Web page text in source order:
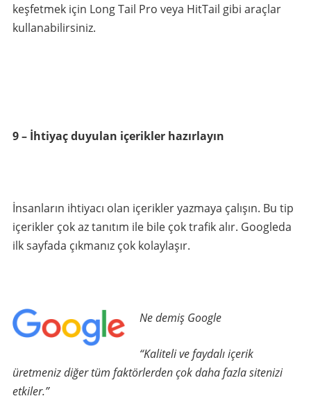
keşfetmek için Long Tail Pro veya HitTail gibi araçlar
kullanabilirsiniz.
9 – İhtiyaç duyulan içerikler hazırlayın
İnsanların ihtiyacı olan içerikler yazmaya çalışın. Bu tip
içerikler çok az tanıtım ile bile çok trafik alır. Googleda
ilk sayfada çıkmanız çok kolaylaşır.
Ne demiş Google
“Kaliteli ve faydalı içerik
üretmeniz diğer tüm faktörlerden çok daha fazla sitenizi
etkiler.”